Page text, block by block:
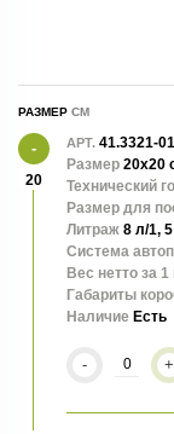
которые учли все
Stone – фактура и
РАЗМЕР
20
АРТ. 41.3321-
Размер 20х20
Технический
Размер для
Литраж 8 л/1,
Система
Вес нетто за 1
Габариты
Наличие Есть
- +